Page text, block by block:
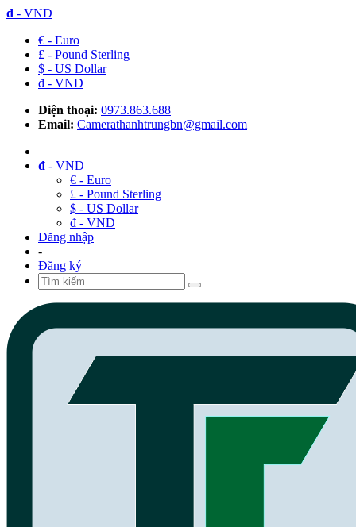
đ - VND
€ - Euro
£ - Pound Sterling
$ - US Dollar
đ - VND
Điện thoại: 0973.863.688
Email: Camerathanhtrungbn@gmail.com
đ - VND
€ - Euro
£ - Pound Sterling
$ - US Dollar
đ - VND
Đăng nhập
-
Đăng ký